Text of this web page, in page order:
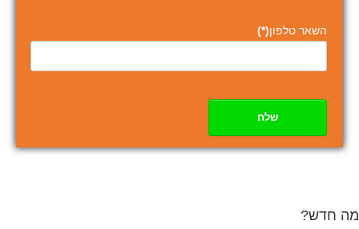
השאר טלפון(*)
שלח
מה חדש?